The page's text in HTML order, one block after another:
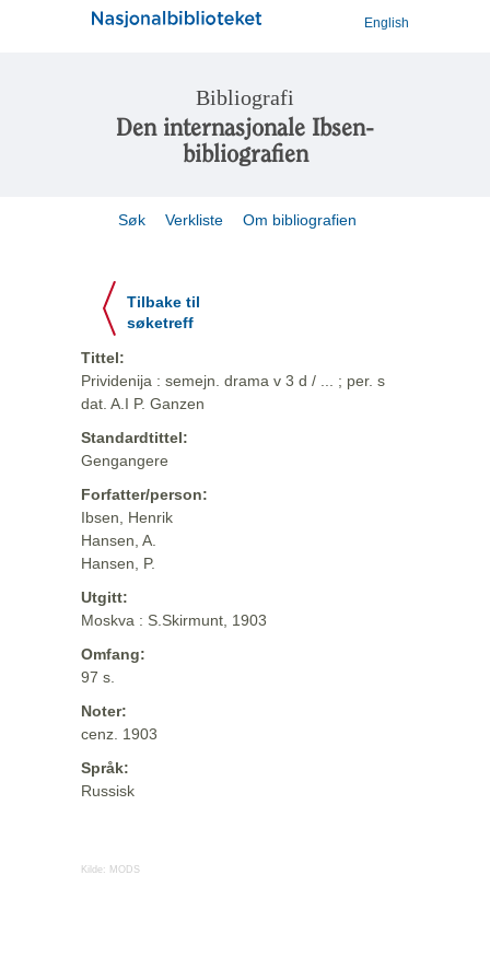
English
Bibliografi
Den internasjonale Ibsen-
bibliografien
Søk Verkliste Om bibliografien
Tilbake til
søketreff
Tittel:
Prividenija : semejn. drama v 3 d / ... ; per. s
dat. A.I P. Ganzen
Standardtittel:
Gengangere
Forfatter/person:
Ibsen, Henrik
Hansen, A.
Hansen, P.
Utgitt:
Moskva : S.Skirmunt, 1903
Omfang:
97 s.
Noter:
cenz. 1903
Språk:
Russisk
Kilde: MODS